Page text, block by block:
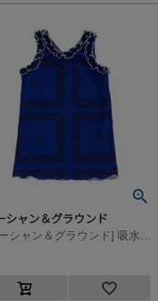
シャン＆グラウンド